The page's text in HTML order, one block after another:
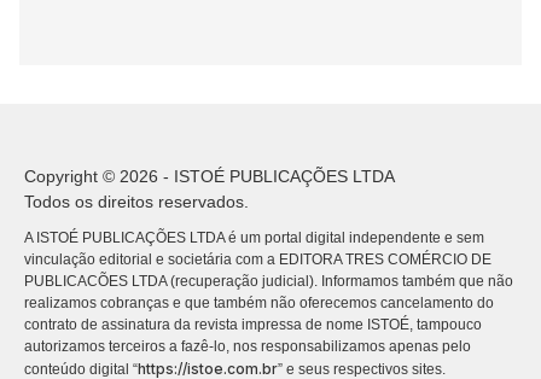
Copyright © 2026 - ISTOÉ PUBLICAÇÕES LTDA
Todos os direitos reservados.
A ISTOÉ PUBLICAÇÕES LTDA é um portal digital independente e sem
vinculação editorial e societária com a EDITORA TRES COMÉRCIO DE
PUBLICACÕES LTDA (recuperação judicial). Informamos também que não
realizamos cobranças e que também não oferecemos cancelamento do
contrato de assinatura da revista impressa de nome ISTOÉ, tampouco
autorizamos terceiros a fazê-lo, nos responsabilizamos apenas pelo
conteúdo digital “https://istoe.com.br” e seus respectivos sites.